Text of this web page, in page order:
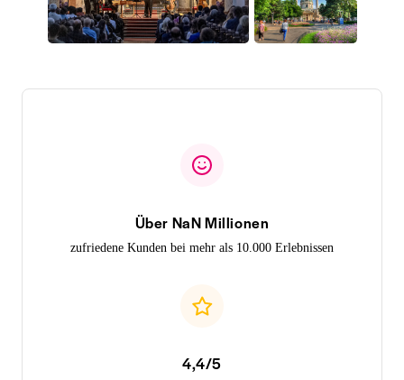
Über NaN Millionen
zufriedene Kunden bei mehr als 10.000 Erlebnissen
4,4/5